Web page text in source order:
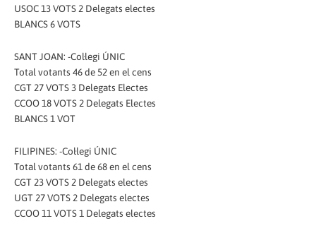
USOC 13 VOTS 2 Delegats electes
BLANCS 6 VOTS
SANT JOAN: -Col·legi ÚNIC
Total votants 46 de 52 en el cens
CGT 27 VOTS 3 Delegats Electes
CCOO 18 VOTS 2 Delegats Electes
BLANCS 1 VOT
FILIPINES: -Col·legi ÚNIC
Total votants 61 de 68 en el cens
CGT 23 VOTS 2 Delegats electes
UGT 27 VOTS 2 Delegats electes
CCOO 11 VOTS 1 Delegats electes